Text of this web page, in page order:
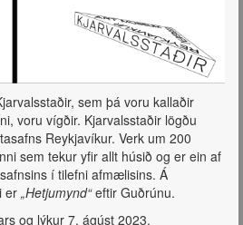
sem þá voru kallaðir
voru vígðir. Kjarvalsstaðir lögðu
Reykjavíkur. Verk um 200
sem tekur yfir allt húsið og er ein af
í tilefni afmælisins. Á
er „Hetjumynd“eftir Guðrúnu.
og lýkur 7. ágúst 2023.